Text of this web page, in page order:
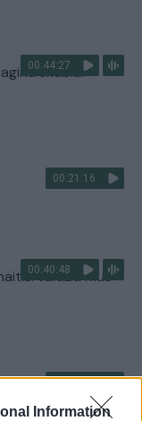
Information
00:44:27
skubiai
00:21:16
00:40:48
valdžia mus
00:00:52